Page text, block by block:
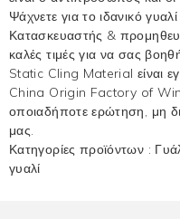
Ψάχνετε για το ιδανικό
Κατασκευαστής &
καλές τιμές για να σας
Static Cling Material είναι
China Origin Factory of
οποιαδήποτε ερώτηση, μη
μας.
Κατηγορίες προϊόντων :
γυαλί